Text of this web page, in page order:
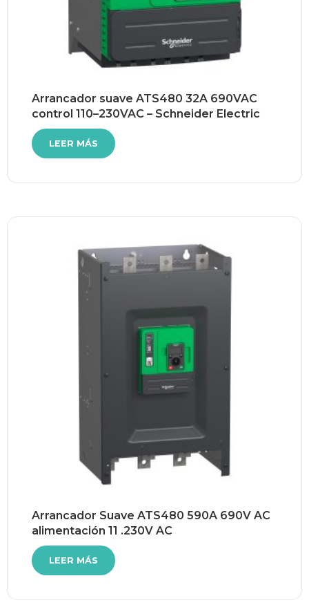
Arrancador suave ATS480 32A 690VAC
control 110–230VAC – Schneider Electric
LEER MÁS
Arrancador Suave ATS480 590A 690V AC
alimentación 11 .230V AC
LEER MÁS